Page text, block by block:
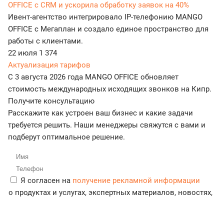
OFFICE с CRM и ускорила обработку заявок на 40%
Ивент-агентство интегрировало IP-телефонию MANGO
OFFICE с Мегаплан и создало единое пространство для
работы с клиентами.
22 июля 1 374
Актуализация тарифов
С 3 августа 2026 года MANGO OFFICE обновляет
стоимость международных исходящих звонков на Кипр.
Получите консультацию
Расскажите как устроен ваш бизнес и какие задачи
требуется решить. Наши менеджеры свяжутся с вами и
подберут оптимальное решение.
Я согласен на получение рекламной информации
о продуктах и услугах, экспертных материалов, новостях,